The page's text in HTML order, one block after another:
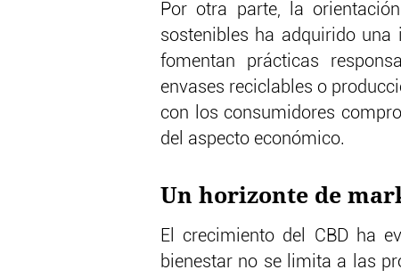
Por otra parte, la
sostenibles ha adquirido
fomentan prácticas
envases reciclables o
con los consumidores
del aspecto económico.
Un horizonte de
El crecimiento del CBD ha
bienestar no se limita a las